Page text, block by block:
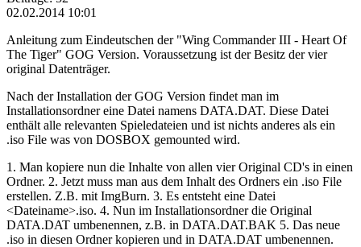
02.02.2014 10:01
Anleitung zum Eindeutschen der "Wing Commander III - Heart Of
The Tiger" GOG Version. Voraussetzung ist der Besitz der vier
original Datenträger.
Nach der Installation der GOG Version findet man im
Installationsordner eine Datei namens DATA.DAT. Diese Datei
enthält alle relevanten Spieledateien und ist nichts anderes als ein
.iso File was von DOSBOX gemounted wird.
1. Man kopiere nun die Inhalte von allen vier Original CD's in einen
Ordner. 2. Jetzt muss man aus dem Inhalt des Ordners ein .iso File
erstellen. Z.B. mit ImgBurn. 3. Es entsteht eine Datei
<Dateiname>.iso. 4. Nun im Installationsordner die Original
DATA.DAT umbenennen, z.B. in DATA.DAT.BAK 5. Das neue
.iso in diesen Ordner kopieren und in DATA.DAT umbenennen.